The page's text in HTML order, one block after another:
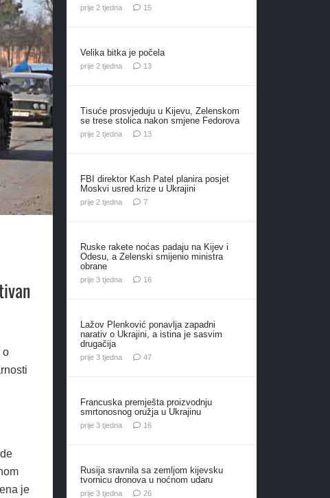
o
je
prije 2 tjedna 15komentara
Velika bitka je počela
prije 2 tjedna 13komentara
Tisuće prosvjeduju u Kijevu, Zelenskom
se trese stolica nakon smjene Fedorova
prije 2 tjedna 13komentara
FBI direktor Kash Patel planira posjet
Moskvi usred krize u Ukrajini
prije 2 tjedna 7komentara
Ruske rakete noćas padaju na Kijev i
Odesu, a Zelenski smijenio ministra
obrane
prije 3 tjedna 16komentara
Lažov Plenković ponavlja zapadni
narativ o Ukrajini, a istina je sasvim
drugačija
prije 3 tjedna 47komentara
Francuska premješta proizvodnju
smrtonosnog oružja u Ukrajinu
prije 3 tjedna 16komentara
Rusija sravnila sa zemljom kijevsku
tvornicu dronova u noćnom udaru
prije 3 tjedna 26komentara